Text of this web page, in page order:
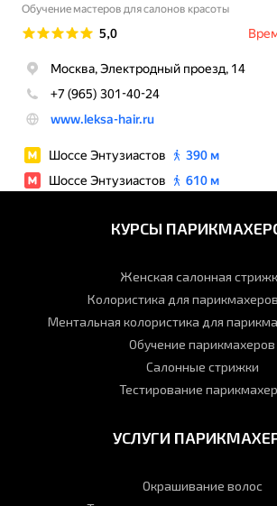
КУРСЫ
Женская салонная
Колористика для
Ментальная колористика для
Обучение парикмахеров
Салонные стрижки
Тестирование
УСЛУГИ
Окрашивание волос